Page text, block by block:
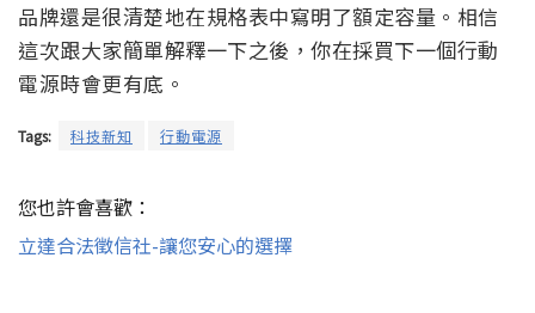
品牌還是很清楚地在規格表中寫明了額定容量。相信
這次跟大家簡單解釋一下之後，你在採買下一個行動
電源時會更有底。
Tags: 科技新知 行動電源
您也許會喜歡：
立達合法徵信社-讓您安心的選擇